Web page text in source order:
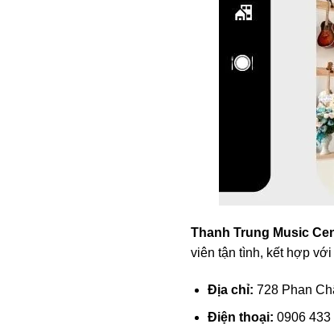
Thanh Trung Music
viên tận tình, kết hợp
Địa chỉ: 728 Phan
Điện thoại: 0906 433